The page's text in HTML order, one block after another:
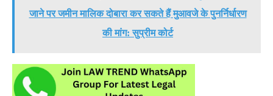
जाने पर जमीन मालिक दोबारा कर सकते हैं मुआवजे के पुनर्निर्धारण
की मांग: सुप्रीम कोर्ट